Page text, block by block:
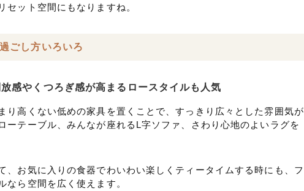
セット空間にもなりますね。
ごし方いろいろ
感やくつろぎ感が高まるロースタイルも人気
り高くない低めの家具を置くことで、すっきり広々とした雰囲気が
ーテーブル、みんなが座れるL字ソファ、さわり心地のよいラグを
、お気に入りの食器でわいわい楽しくティータイムする時にも、フ
なら空間を広く使えます。